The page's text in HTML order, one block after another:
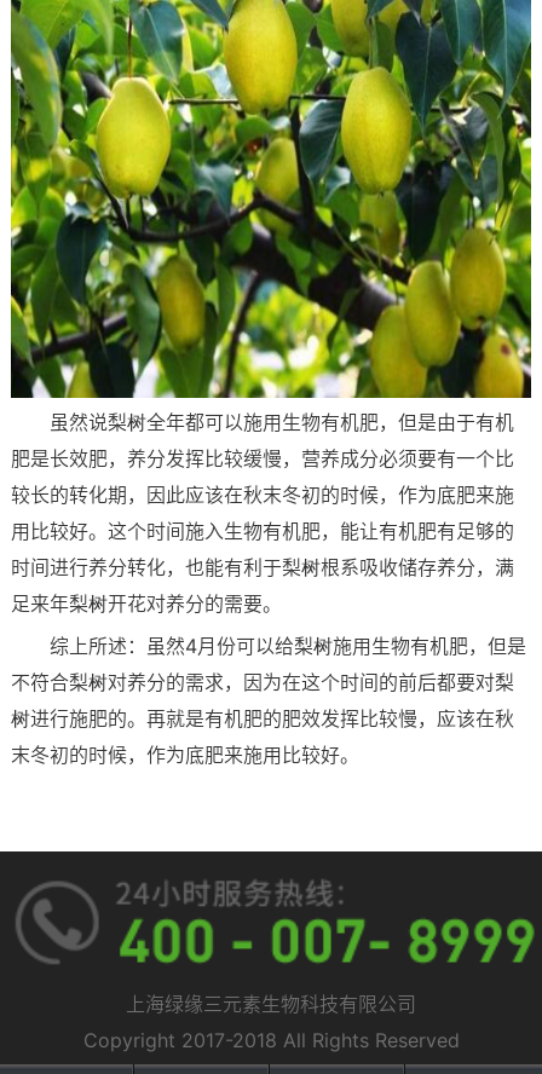
虽然说梨树全年都可以施用生物有机肥，但是由于有机
肥是长效肥，养分发挥比较缓慢，营养成分必须要有一个比
较长的转化期，因此应该在秋末冬初的时候，作为底肥来施
用比较好。这个时间施入生物有机肥，能让有机肥有足够的
时间进行养分转化，也能有利于梨树根系吸收储存养分，满
足来年梨树开花对养分的需要。
综上所述：虽然4月份可以给梨树施用生物有机肥，但是
不符合梨树对养分的需求，因为在这个时间的前后都要对梨
树进行施肥的。再就是有机肥的肥效发挥比较慢，应该在秋
末冬初的时候，作为底肥来施用比较好。
上海绿缘三元素生物科技有限公司
Copyright 2017-2018 All Rights Reserved